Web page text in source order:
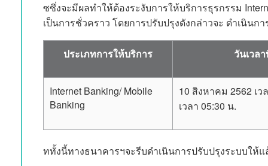
ซซึ่งจะมีผลทำให้ต้องระงับการให้บริการธุรกรรม
เป็นการชั่วคราว โดยการปรับปรุงดังกล่าวจะ ดำเนินก
ประเภทการให้บริการ วันเวล
Internet Banking/ Mobile
Banking
10 สิงหาคม 2562 เ
เวลา 05:30 น.
ททั้งนี้ทางธนาคารฯจะรีบดำเนินการปรับปรุงระบบให้แ